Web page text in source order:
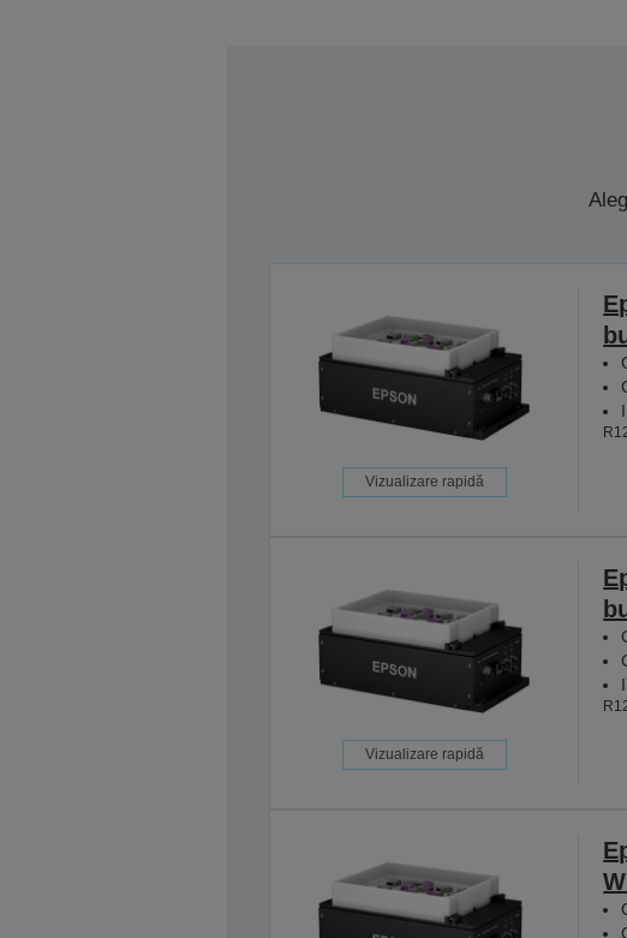
Vizualizare rapidă
Vizualizare rapidă